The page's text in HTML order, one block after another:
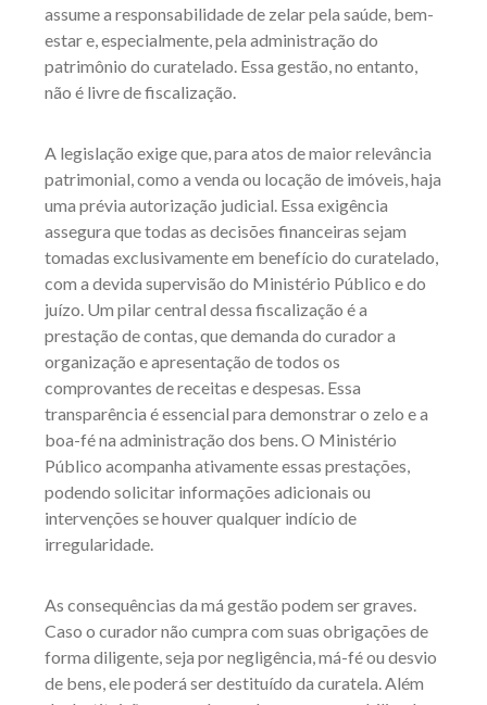
assume a responsabilidade de zelar pela saúde, bem-
estar e, especialmente, pela administração do
patrimônio do curatelado. Essa gestão, no entanto,
não é livre de fiscalização.
A legislação exige que, para atos de maior relevância
patrimonial, como a venda ou locação de imóveis, haja
uma prévia autorização judicial. Essa exigência
assegura que todas as decisões financeiras sejam
tomadas exclusivamente em benefício do curatelado,
com a devida supervisão do Ministério Público e do
juízo. Um pilar central dessa fiscalização é a
prestação de contas, que demanda do curador a
organização e apresentação de todos os
comprovantes de receitas e despesas. Essa
transparência é essencial para demonstrar o zelo e a
boa-fé na administração dos bens. O Ministério
Público acompanha ativamente essas prestações,
podendo solicitar informações adicionais ou
intervenções se houver qualquer indício de
irregularidade.
As consequências da má gestão podem ser graves.
Caso o curador não cumpra com suas obrigações de
forma diligente, seja por negligência, má-fé ou desvio
de bens, ele poderá ser destituído da curatela. Além